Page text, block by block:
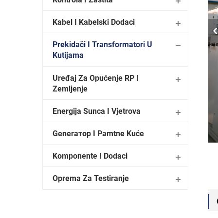
Kabel I Kabelski Dodaci
Prekidači I Transformatori U
Kutiјama
Uređaj Za Opućenje RP I
Zemljenje
Energija Sunca I Vjetrova
Generатор I Pamtne Kuće
Komponente I Dodaci
Oprema Za Testiranje